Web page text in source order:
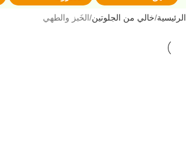
الرئيسية خالي من الجلوتين الخَبز والطهي